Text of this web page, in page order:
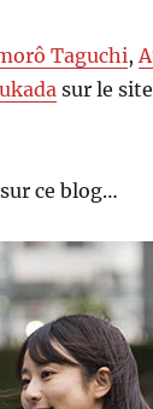
Taguchi,
sur le
ce blog…